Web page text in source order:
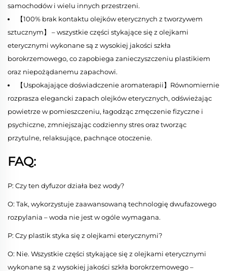
samochodów i wielu innych przestrzeni.
【100% brak kontaktu olejków eterycznych z tworzywem
sztucznym】 – wszystkie części stykające się z olejkami
eterycznymi wykonane są z wysokiej jakości szkła
borokrzemowego, co zapobiega zanieczyszczeniu plastikiem
oraz niepożądanemu zapachowi.
【Uspokajające doświadczenie aromaterapii】Równomiernie
rozprasza elegancki zapach olejków eterycznych, odświeżając
powietrze w pomieszczeniu, łagodząc zmęczenie fizyczne i
psychiczne, zmniejszając codzienny stres oraz tworząc
przytulne, relaksujące, pachnące otoczenie.
FAQ:
P: Czy ten dyfuzor działa bez wody?
O: Tak, wykorzystuje zaawansowaną technologię dwufazowego
rozpylania – woda nie jest w ogóle wymagana.
P: Czy plastik styka się z olejkami eterycznymi?
O: Nie. Wszystkie części stykające się z olejkami eterycznymi
wykonane są z wysokiej jakości szkła borokrzemowego –